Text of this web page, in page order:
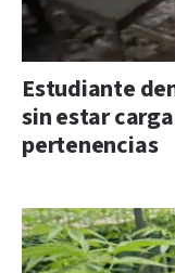
Estudiante
sin estar
pertenencias